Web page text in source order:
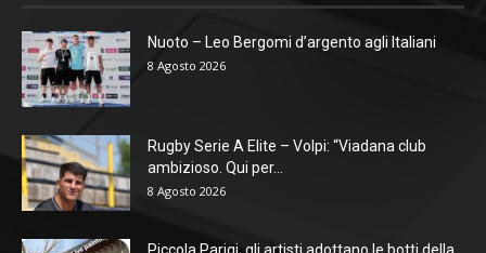
Nuoto – Leo Bergomi d’argento agli Italiani
8 Agosto 2026
Rugby Serie A Elite – Volpi: “Viadana club
ambizioso. Qui per...
8 Agosto 2026